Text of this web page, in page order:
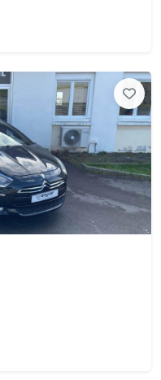
couleur caisse
de roues noirs
pneumatiques
USB